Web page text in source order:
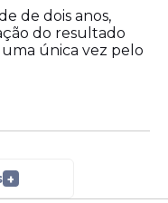
de dois anos,
do resultado
única vez pelo
+